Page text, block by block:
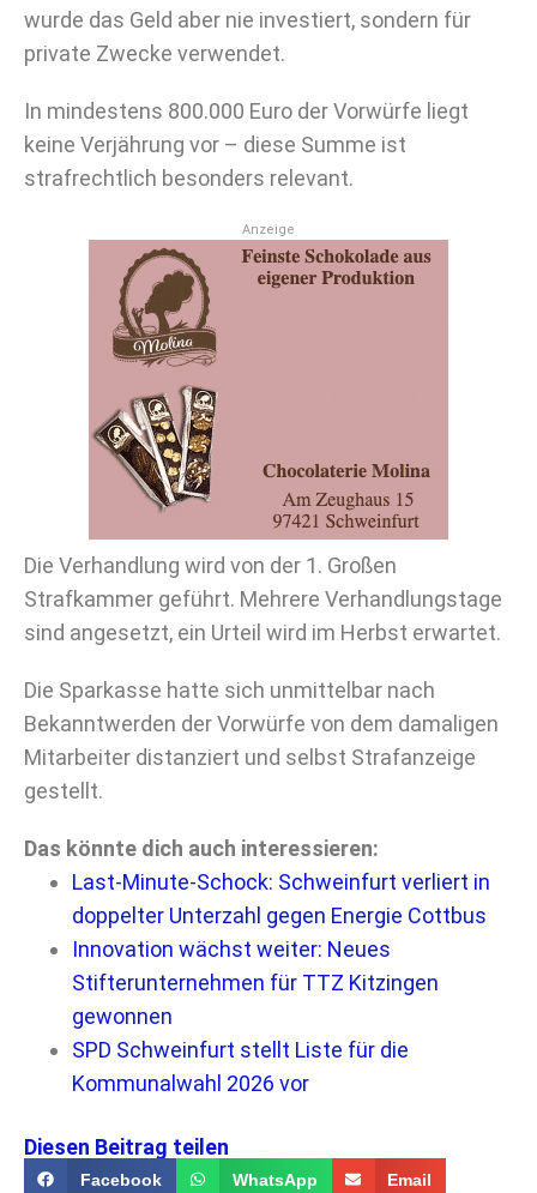
wurde das Geld aber nie investiert, sondern für
private Zwecke verwendet.
In mindestens 800.000 Euro der Vorwürfe liegt
keine Verjährung vor – diese Summe ist
strafrechtlich besonders relevant.
Anzeige
Die Verhandlung wird von der 1. Großen
Strafkammer geführt. Mehrere Verhandlungstage
sind angesetzt, ein Urteil wird im Herbst erwartet.
Die Sparkasse hatte sich unmittelbar nach
Bekanntwerden der Vorwürfe von dem damaligen
Mitarbeiter distanziert und selbst Strafanzeige
gestellt.
Das könnte dich auch interessieren:
Last-Minute-Schock: Schweinfurt verliert in
doppelter Unterzahl gegen Energie Cottbus
Innovation wächst weiter: Neues
Stifterunternehmen für TTZ Kitzingen
gewonnen
SPD Schweinfurt stellt Liste für die
Kommunalwahl 2026 vor
Diesen Beitrag teilen
Facebook WhatsApp Email